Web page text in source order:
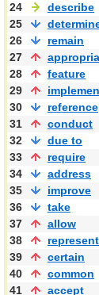
24
describe
25
26
remain
27
28
feature
29
30
reference
31
conduct
32
due to
33
require
34
address
35
improve
36
take
37
allow
38
represent
39
certain
40
common
41
accept